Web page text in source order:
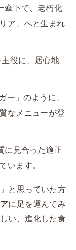
傘下で、老朽化
ア」へと生まれ
役に、居心地
ー」のように、
なメニューが登
に見合った適正
います。
と思っていた方
に足を運んでみ
い、進化した食